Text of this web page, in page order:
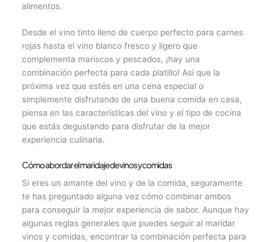
alimentos.
Desde el vino tinto lleno de cuerpo perfecto para carnes
rojas hasta el vino blanco fresco y ligero que
complementa mariscos y pescados, ¡hay una
combinación perfecta para cada platillo! Así que la
próxima vez que estés en una cena especial o
simplemente disfrutando de una buena comida en casa,
piensa en las características del vino y el tipo de cocina
que estás degustando para disfrutar de la mejor
experiencia culinaria.
Cómo abordar el maridaje de vinos y comidas
Si eres un amante del vino y de la comida, seguramente
te has preguntado alguna vez cómo combinar ambos
para conseguir la mejor experiencia de sabor. Aunque hay
algunas reglas generales que puedes seguir al maridar
vinos y comidas, encontrar la combinación perfecta para